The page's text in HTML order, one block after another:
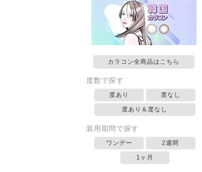
カラコン全商品はこちら
度数で探す
度あり 度なし
度あり＆度なし
装用期間で探す
ワンデー 2週間
1ヶ月